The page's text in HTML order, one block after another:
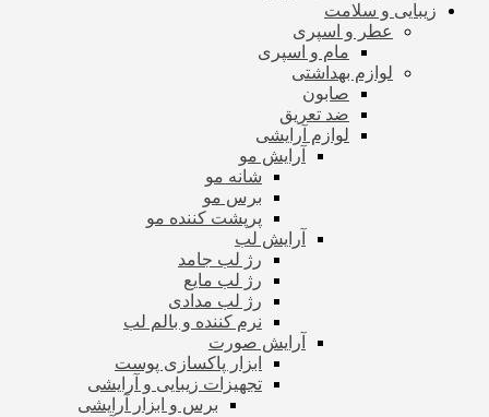
زیبایی و سلامت
عطر و اسپری
مام و اسپری
لوازم بهداشتی
صابون
ضد تعریق
لوازم آرایشی
آرایش مو
شانه مو
برس مو
پرپشت کننده مو
آرایش لب
رژ لب جامد
رژ لب مایع
رژ لب مدادی
نرم کننده و بالم لب
آرایش صورت
ابزار پاکسازی پوست
تجهیزات زیبایی و آرایشی
برس و ابزار آرایشی